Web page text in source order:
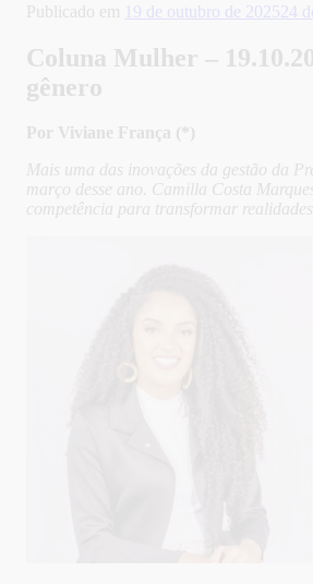
Publicado em 19 de outubro de 2025 24
Coluna Mulher –
gênero
Por Viviane França (*)
Mais uma das inovações da gestão da
março desse ano. Camilla Costa
competência para transformar